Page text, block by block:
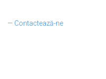
— Contactează-ne